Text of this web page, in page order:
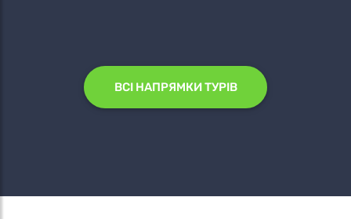
ВСІ НАПРЯМКИ ТУРІВ